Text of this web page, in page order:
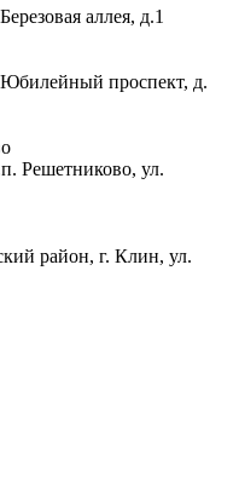
аллея, д.1
проспект, д.
Решетниково, ул.
район, г. Клин, ул.